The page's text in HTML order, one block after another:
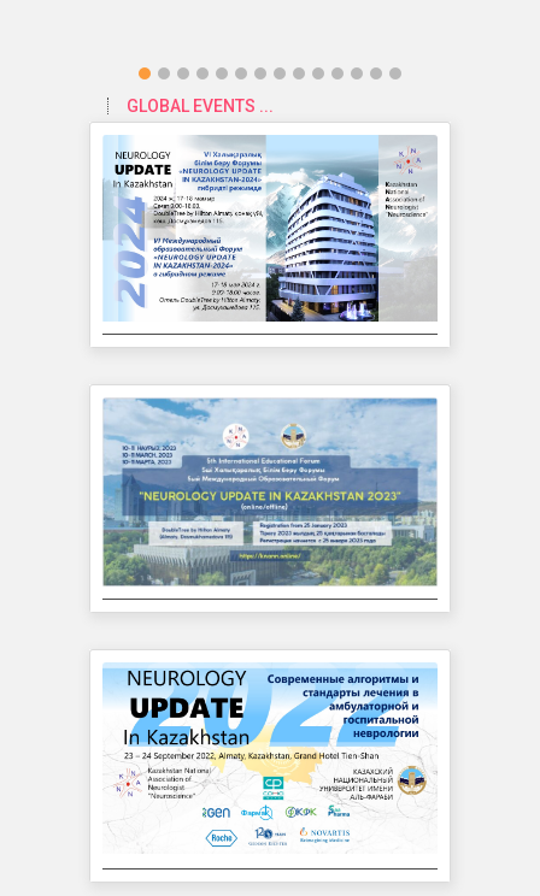
GLOBAL EVENTS ...